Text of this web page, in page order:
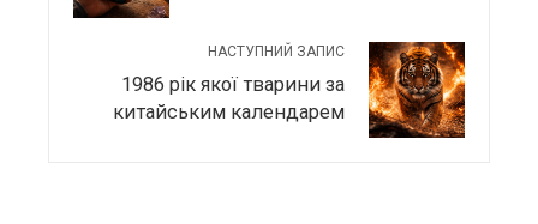
НАСТУПНИЙ ЗАПИС
1986 рік якої тварини за
китайським календарем